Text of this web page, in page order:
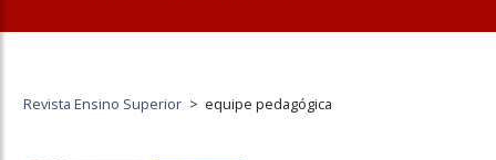
Revista Ensino Superior > equipe pedagógica